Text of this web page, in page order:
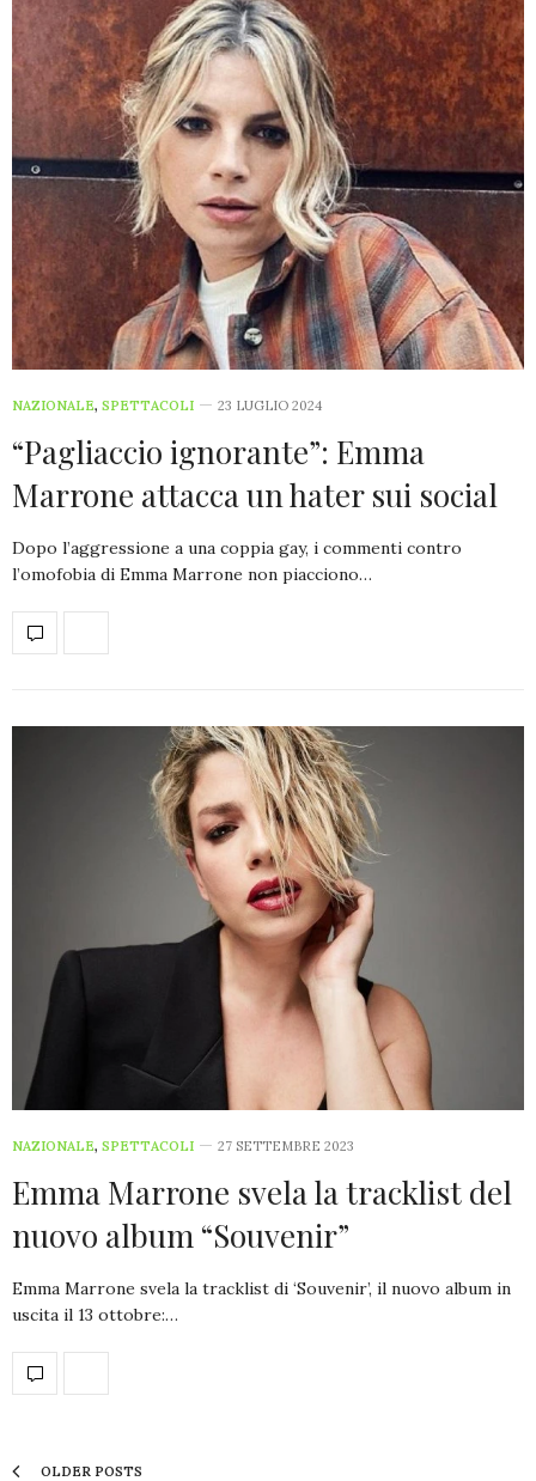
NAZIONALE, SPETTACOLI 23 LUGLIO 2024
“Pagliaccio ignorante”: Emma
Marrone attacca un hater sui social
Dopo l’aggressione a una coppia gay, i commenti contro
l’omofobia di Emma Marrone non piacciono…
NAZIONALE, SPETTACOLI 27 SETTEMBRE 2023
Emma Marrone svela la tracklist del
nuovo album “Souvenir”
Emma Marrone svela la tracklist di ‘Souvenir’, il nuovo album in
uscita il 13 ottobre:…
OLDER POSTS